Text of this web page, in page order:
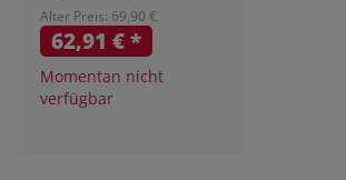
Alter Preis: 69,90 €
62,91 €*
Momentan nicht
verfügbar